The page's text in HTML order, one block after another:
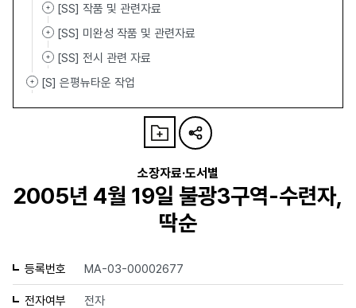
[SS] 작품 및 관련자료
[SS] 미완성 작품 및 관련자료
[SS] 전시 관련 자료
[S] 은평뉴타운 작업
소장자료·도서별
2005년 4월 19일 불광3구역-수련자,
딱순
등록번호 MA-03-00002677
전자여부 전자